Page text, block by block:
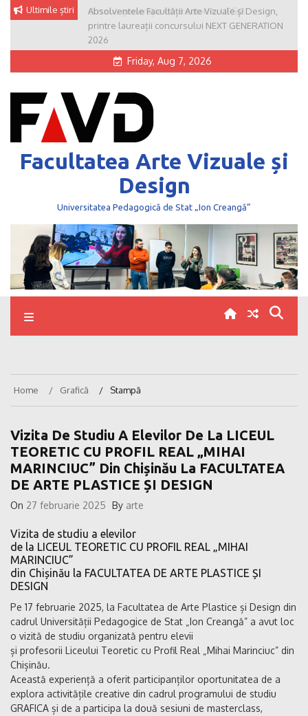
Skip
Ultimile știri
Absolventele Facultății Arte Vizuale și Design,
printre laureații concursului NEXT GENERATION
2026
Friday, Aug 7, 2026
Facultatea Arte Vizuale și
Design
Universitatea Pedagogică de Stat „Ion Creangă”
Home Grafică Stampă
Vizita De Studiu A Elevilor De La LICEUL
TEORETIC CU PROFIL REAL „MIHAI
MARINCIUC” Din Chișinău La FACULTATEA
DE ARTE PLASTICE ȘI DESIGN
On 27 februarie 2025 By arte
Vizita de studiu a elevilor
de la LICEUL TEORETIC CU PROFIL REAL „MIHAI
MARINCIUC”
din Chișinău la FACULTATEA DE ARTE PLASTICE ȘI
DESIGN
Pe 17 februarie 2025, la Facultatea de Arte Plastice și Design din
cadrul Universității Pedagogice de Stat „Ion Creangă” a avut loc
o vizită de studiu organizată pentru elevii
și profesorii Liceului Teoretic cu Profil Real „Mihai Marinciuc” din
Chișinău.
Această experiență a oferit participanților oportunitatea de a
explora activitățile creative din cadrul programului de studiu
GRAFICA și de a participa la două sesiuni de masterclass,